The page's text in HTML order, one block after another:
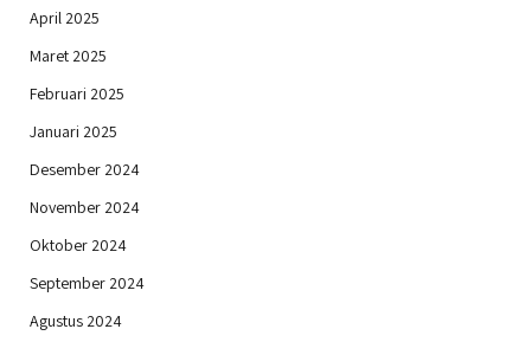
April 2025
Maret 2025
Februari 2025
Januari 2025
Desember 2024
November 2024
Oktober 2024
September 2024
Agustus 2024